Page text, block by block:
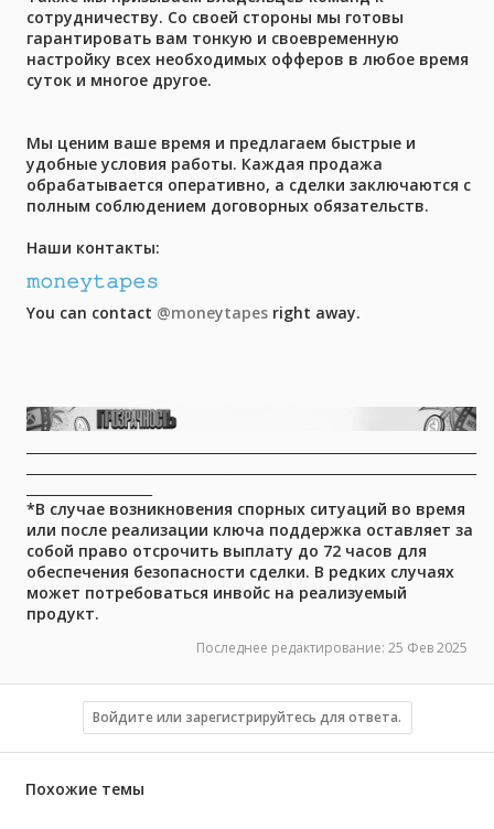
сотрудничеству. Со своей стороны мы готовы
гарантировать вам тонкую и своевременную
настройку всех необходимых офферов в любое время
суток и многое другое.
Мы ценим ваше время и предлагаем быстрые и
удобные условия работы. Каждая продажа
обрабатывается оперативно, а сделки заключаются с
полным соблюдением договорных обязательств.
Наши контакты:
𝚖𝚘𝚗𝚎𝚢𝚝𝚊𝚙𝚎𝚜
You can contact @moneytapes right away.
*В случае возникновения спорных ситуаций во время
или после реализации ключа поддержка оставляет за
собой право отсрочить выплату до 72 часов для
обеспечения безопасности сделки. В редких случаях
может потребоваться инвойс на реализуемый
продукт.
Последнее редактирование: 25 Фев 2025
Войдите или зарегистрируйтесь для ответа.
Похожие темы